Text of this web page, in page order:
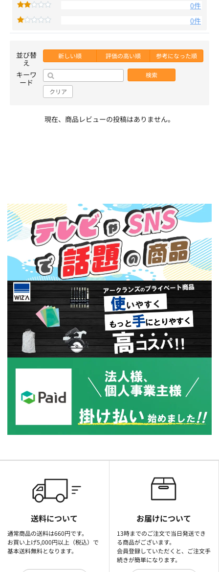
0件
0件
並び替
え
新しい順 評価の高い順 参考になった順
キーワ
ード
検索
クリア
現在、商品レビューの投稿はありません。
送料について
通常商品の送料は660円です。
お買い上げ5,000円以上（税込）で
基本送料無料となります。
お届けについて
13時までのご注文で当日発送でき
る商品がございます。
会員登録していただくと、ご注文手
続きが簡単になります。